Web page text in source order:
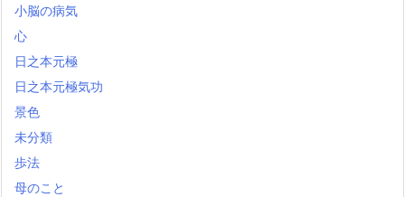
小脳の病気
心
日之本元極
日之本元極気功
景色
未分類
歩法
母のこと